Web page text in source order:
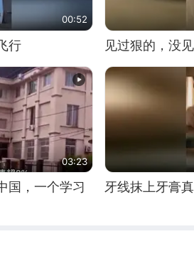
00:52
行 见过狠的，没
03:23
国，一个学习
牙线抹上牙膏